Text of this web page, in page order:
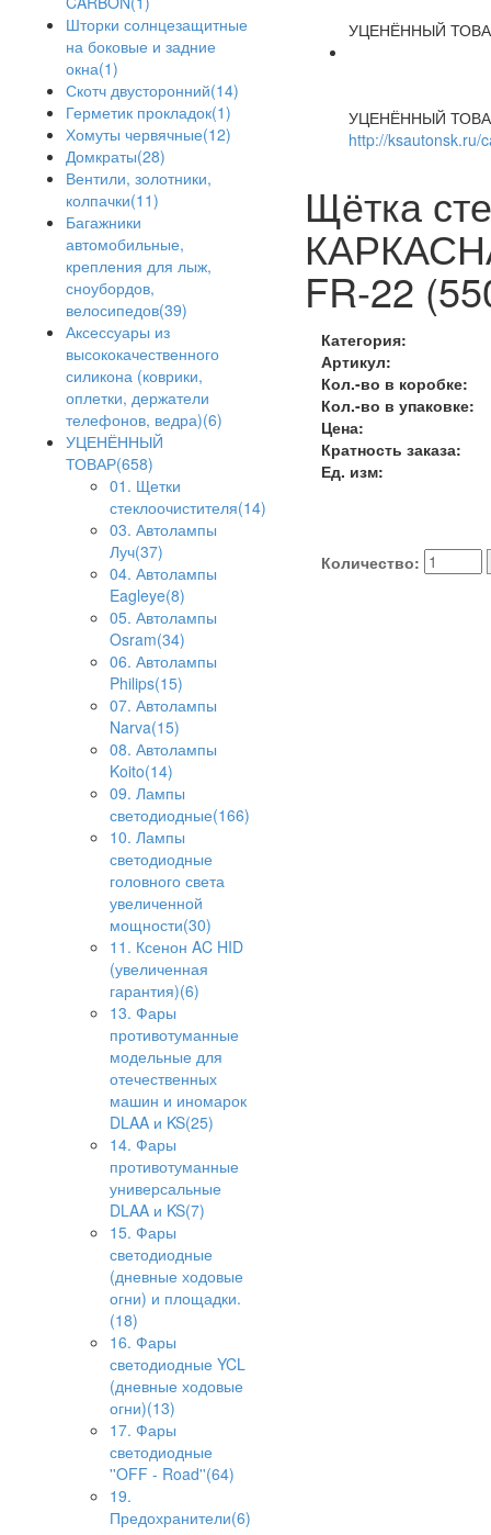
Шторки солнцезащитные
на боковые и задние
окна(1)
Скотч двусторонний(14)
Герметик прокладок(1)
Хомуты червячные(12)
Домкраты(28)
Вентили, золотники,
колпачки(11)
Багажники
автомобильные,
крепления для лыж,
сноубордов,
велосипедов(39)
Аксессуары из
высококачественного
силикона (коврики,
оплетки, держатели
телефонов, ведра)(6)
УЦЕНЁННЫЙ
ТОВАР(658)
01. Щетки
стеклоочистителя(14)
03. Автолампы
Луч(37)
04. Автолампы
Eagleye(8)
05. Автолампы
Osram(34)
06. Автолампы
Philips(15)
07. Автолампы
Narva(15)
08. Автолампы
Koito(14)
09. Лампы
светодиодные(166)
10. Лампы
светодиодные
головного света
увеличенной
мощности(30)
11. Ксенон AC HID
(увеличенная
гарантия)(6)
13. Фары
противотуманные
модельные для
отечественных
машин и иномарок
DLAA и KS(25)
14. Фары
противотуманные
универсальные
DLAA и KS(7)
15. Фары
светодиодные
(дневные ходовые
огни) и площадки.
(18)
16. Фары
светодиодные YCL
(дневные ходовые
огни)(13)
17. Фары
светодиодные
''OFF - Road''(64)
19.
Предохранители(6)
УЦЕНЁННЫЙ
УЦЕНЁННЫЙ
http://ksautonsk.ru/
Щётка
FR-22
Категория:
Артикул:
Кол.-во в коробке:
Кол.-во в упаковке:
Цена:
Кратность заказа:
Ед. изм:
Количество: